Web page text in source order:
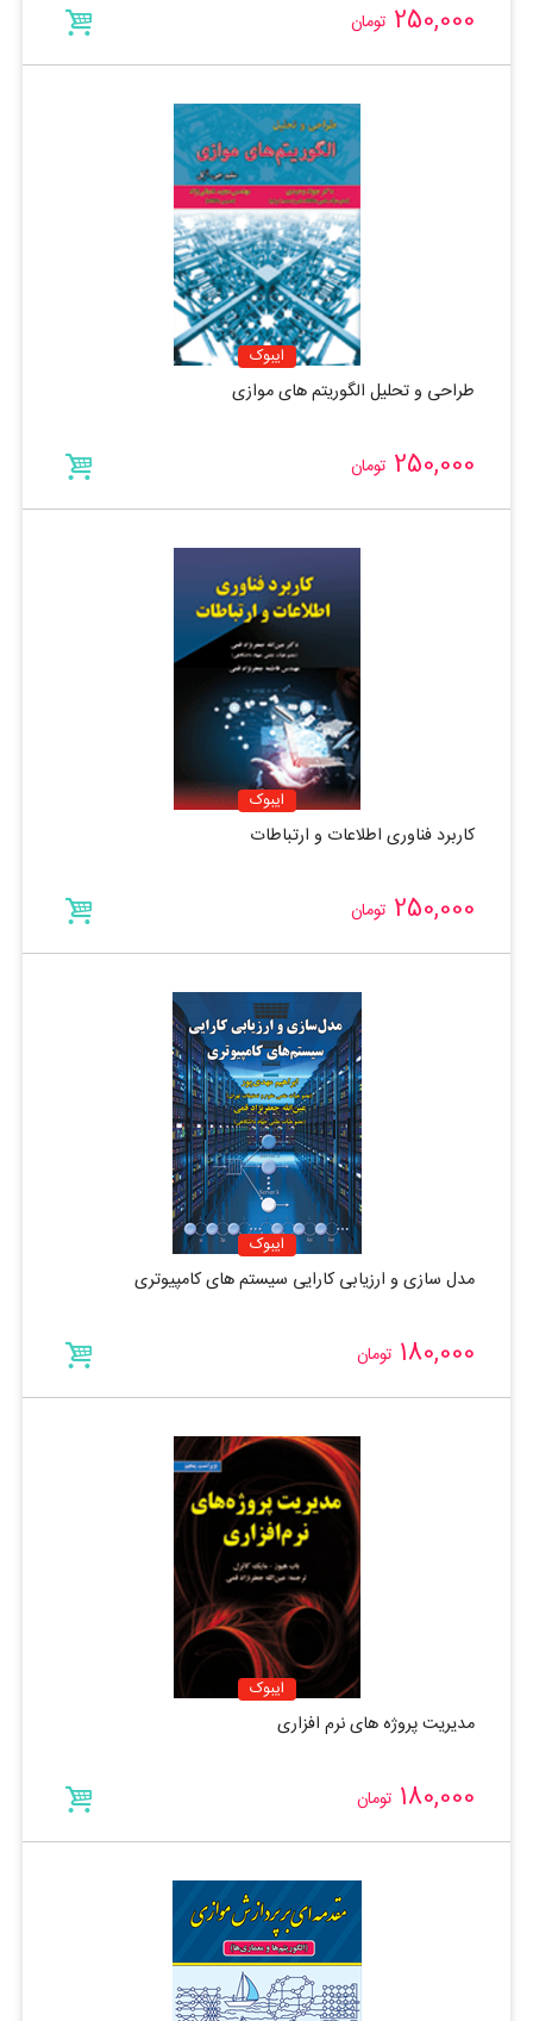
250,000 تومان
ایبوک
طراحی و تحلیل الگوریتم های موازی
250,000 تومان
ایبوک
کاربرد فناوری اطلاعات و ارتباطات
250,000 تومان
ایبوک
مدل سازی و ارزیابی کارایی سیستم های کامپیوتری
180,000 تومان
ایبوک
مدیریت پروژه های نرم افزاری
180,000 تومان